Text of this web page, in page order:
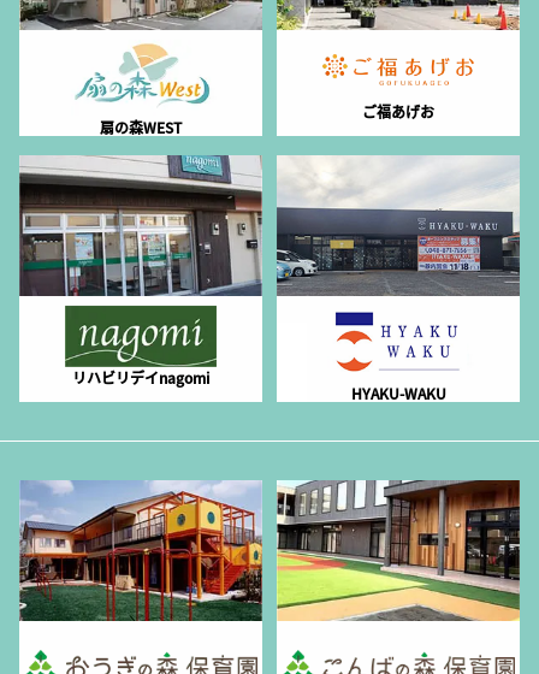
扇の森WEST
ご福あげお
リハビリデイnagomi
HYAKU-WAKU